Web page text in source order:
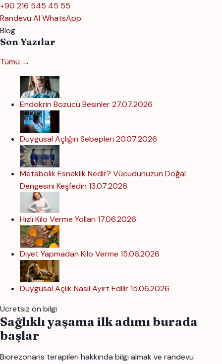
+90 216 545 45 55
Randevu Al WhatsApp
Blog
Son Yazılar
Tümü →
Endokrin Bozucu Besinler27.07.2026
Duygusal Açlığın Sebepleri 20.07.2026
Metabolik Esneklik Nedir? Vücudunuzun Doğal
Dengesini Keşfedin 13.07.2026
Hızlı Kilo Verme Yolları 17.06.2026
Diyet Yapmadan Kilo Verme 15.06.2026
Duygusal Açlık Nasıl Ayırt Edilir15.06.2026
Ücretsiz ön bilgi
Sağlıklı yaşama ilk adımı burada
başlar
Biorezonans terapileri hakkında bilgi almak ve randevu